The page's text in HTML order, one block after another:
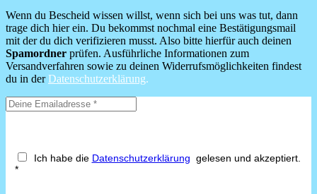
Wenn du Bescheid wissen willst, wenn sich bei uns was tut, dann
trage dich hier ein. Du bekommst nochmal eine Bestätigungsmail
mit der du dich verifizieren musst. Also bitte hierfür auch deinen
Spamordner prüfen. Ausführliche Informationen zum
Versandverfahren sowie zu deinen Widerrufsmöglichkeiten findest
du in derDatenschutzerklärung.
Ich habe die Datenschutzerklärung gelesen und akzeptiert.
*